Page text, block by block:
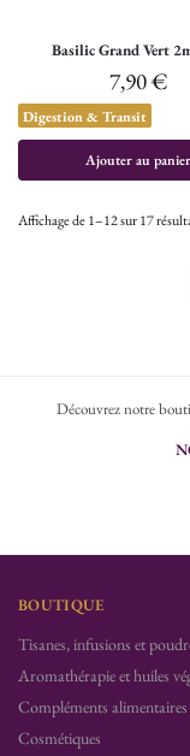
Basilic Grand Vert
7,90€
Digestion & Transit
Ajouter au panier
Affichage de 1–12 sur 17
Découvrez notre
BOUTIQUE
Tisanes, infusions et
Aromathérapie et huiles
Compléments alimentaires
Cosmétiques